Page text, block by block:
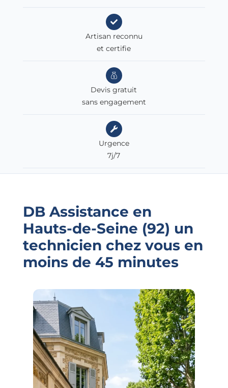
Artisan reconnu
et certifie
Devis gratuit
sans engagement
Urgence
7j/7
DB Assistance en
Hauts-de-Seine (92) un
technicien chez vous en
moins de 45 minutes